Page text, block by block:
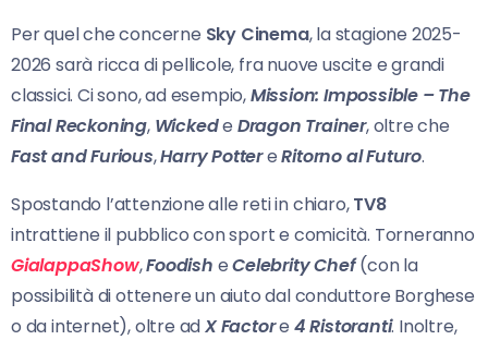
Per quel che concerne Sky Cinema, la stagione 2025-
2026 sarà ricca di pellicole, fra nuove uscite e grandi
classici. Ci sono, ad esempio,Mission: Impossible – The
Final Reckoning, Wickede Dragon Trainer, oltre che
Fast and Furious,Harry PottereRitorno al Futuro.
Spostando l’attenzione alle reti in chiaro,TV8
intrattiene il pubblico con sport e comicità. Torneranno
GialappaShow,Foodish eCelebrity Chef(con la
possibilità di ottenere un aiuto dal conduttore Borghese
o da internet), oltre adX Factore 4 Ristoranti. Inoltre,